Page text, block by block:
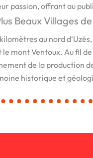
passion, offrant au
Beaux Villages
au nord
mont Ventoux. Au fil
de la production
historique et